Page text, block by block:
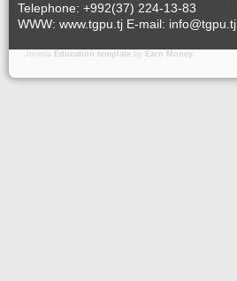
Telephone: +992(37) 224-13-83
WWW: www.tgpu.tj E-mail: info@tgpu.tj
Joomla Education template by Earn Money.